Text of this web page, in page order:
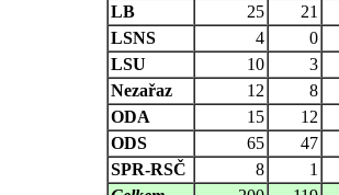
LB
25
21
LSNS
4
0
LSU
10
3
Nezařaz
12
8
ODA
15
12
ODS
65
47
SPR-RSČ
8
1